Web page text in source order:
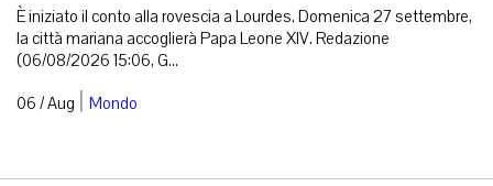
È iniziato il conto alla rovescia a Lourdes. Domenica 27 settembre,
la città mariana accoglierà Papa Leone XIV. Redazione
(06/08/2026 15:06, G...
06 / Aug | Mondo